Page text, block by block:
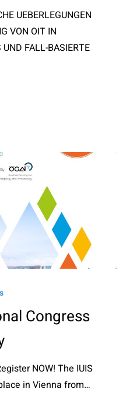
UEBERLEGUNGEN
VON OIT IN
FALL-BASIERTE
Congress
NOW! The IUIS
in Vienna from…